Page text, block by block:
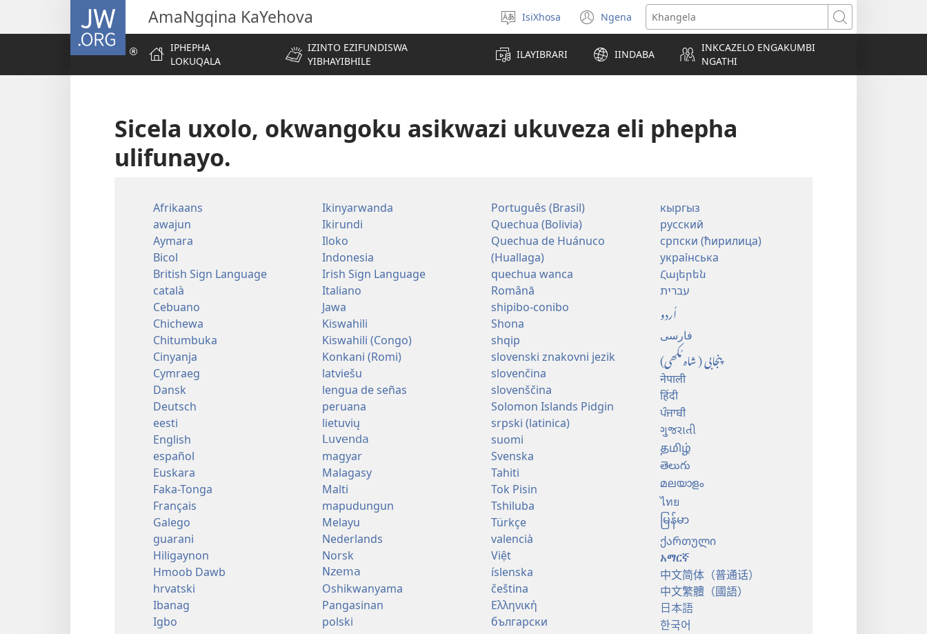
JW.ORG AmaNgqina KaYehova
Khetha
ulwimi
IsiXhosa Ngena
(ivula
kwenye
i-
Khangela
IPHEPHA
LOKUQALA
IZINTO EZIFUNDISWA
YIBHAYIBHILE
ILAYIBRARI IINDABA
INKCAZELO ENGAKUMBI
NGATHI
Sicela uxolo, okwangoku asikwazi ukuveza eli phepha
ulifunayo.
Afrikaans
awajun
Aymara
Bicol
British Sign Language
català
Cebuano
Chichewa
Chitumbuka
Cinyanja
Cymraeg
Dansk
Deutsch
eesti
English
español
Euskara
Faka-Tonga
Français
Galego
guarani
Hiligaynon
Hmoob Dawb
hrvatski
Ibanag
Igbo
Ikinyarwanda
Ikirundi
Iloko
Indonesia
Irish Sign Language
Italiano
Jawa
Kiswahili
Kiswahili (Congo)
Konkani (Romi)
latviešu
lengua de señas
peruana
lietuvių
Luvenda
magyar
Malagasy
Malti
mapudungun
Melayu
Nederlands
Norsk
Nzema
Oshikwanyama
Pangasinan
polski
Português (Brasil)
Quechua (Bolivia)
Quechua de Huánuco
(Huallaga)
quechua wanca
Română
shipibo-conibo
Shona
shqip
slovenski znakovni jezik
slovenčina
slovenščina
Solomon Islands Pidgin
srpski (latinica)
suomi
Svenska
Tahiti
Tok Pisin
Tshiluba
Türkçe
valencià
Việt
íslenska
čeština
Ελληνική
български
кыргыз
русский
српски (ћирилица)
українська
Հայերեն
עברית
اُردو
فارسی
پنجابی (شاہ مُکھی)
नेपाली
हिंदी
ਪੰਜਾਬੀ
ગુજરાતી
தமிழ்
తెలుగు
മലയാളം
ไทย
မြန်မာ
ქართული
አማርኛ
中文简体（普通话）
中文繁體（國語）
日本語
한국어